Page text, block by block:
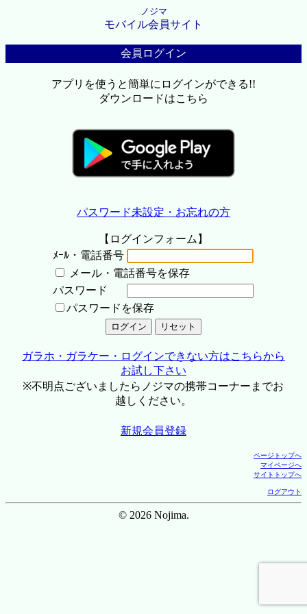
ノジマ
モバイル会員サイト
会員ログイン
アプリを使うと簡単にログインができる!!
ダウンロードはこちら
パスワード未設定・お忘れの方
【ログインフォーム】
ﾒｰﾙ・電話番号
メール・電話番号を保存
パスワード
パスワードを保存
ガラホ・ガラケー・ログインできない方はこちらから
お試し下さい
※不明点ございましたらノジマの携帯コーナーまでお
越しください。
新規会員登録
ページトップへ
マイページへ
サイトトップへ
ログアウト
© 2026 Nojima.